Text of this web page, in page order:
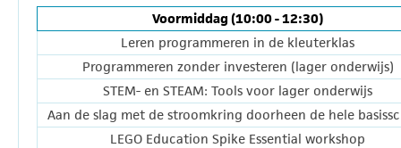
Voormiddag (10:00 - 12:30)
Leren programmeren in de kleuterklas
Programmeren zonder investeren (lager onderwijs)
STEM- en STEAM: Tools voor lager onderwijs
Aan de slag met de stroomkring doorheen de hele
LEGO Education Spike Essential workshop